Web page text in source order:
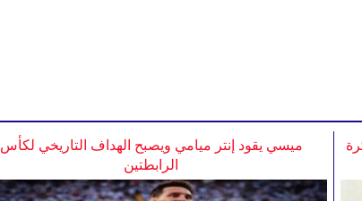
ميسي يقود إنتر ميامي ويصبح الهداف التاريخي لكأس
الرابطتين